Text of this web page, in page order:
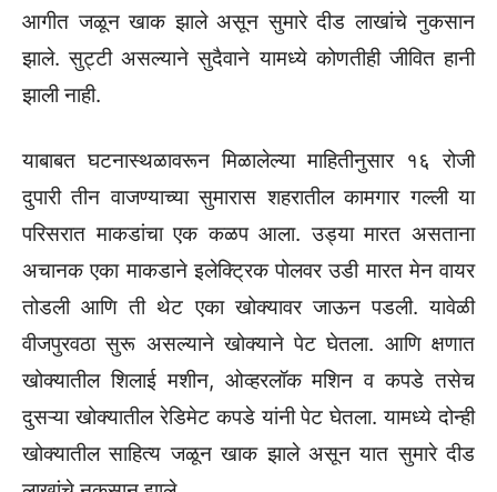
आगीत जळून खाक झाले असून सुमारे दीड लाखांचे नुकसान
झाले. सुट्टी असल्याने सुदैवाने यामध्ये कोणतीही जीवित हानी
झाली नाही.
याबाबत घटनास्थळावरून मिळालेल्या माहितीनुसार १६ रोजी
दुपारी तीन वाजण्याच्या सुमारास शहरातील कामगार गल्ली या
परिसरात माकडांचा एक कळप आला. उड्या मारत असताना
अचानक एका माकडाने इलेक्ट्रिक पोलवर उडी मारत मेन वायर
तोडली आणि ती थेट एका खोक्यावर जाऊन पडली. यावेळी
वीजपुरवठा सुरू असल्याने खोक्याने पेट घेतला. आणि क्षणात
खोक्यातील शिलाई मशीन, ओव्हरलॉक मशिन व कपडे तसेच
दुसऱ्या खोक्यातील रेडिमेट कपडे यांनी पेट घेतला. यामध्ये दोन्ही
खोक्यातील साहित्य जळून खाक झाले असून यात सुमारे दीड